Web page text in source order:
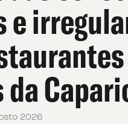
e
2026